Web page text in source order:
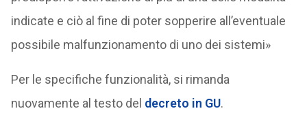
indicate e ciò al fine di poter sopperire all’eventuale
possibile malfunzionamento di uno dei sistemi»
Per le specifiche funzionalità, si rimanda
nuovamente al testo del decreto in GU.